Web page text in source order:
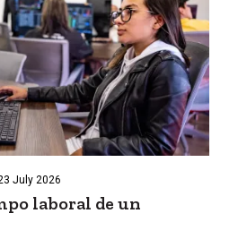
July 2026
laboral de un